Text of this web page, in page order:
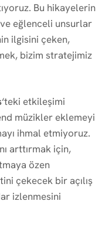
Bu hikayelerin
eğlenceli unsurlar
ilgisini çeken,
bizim stratejimiz
‘teki etkileşimi
müzikler eklemeyi
ihmal etmiyoruz.
arttırmak için,
özen
çekecek bir açılış
izlenmesini